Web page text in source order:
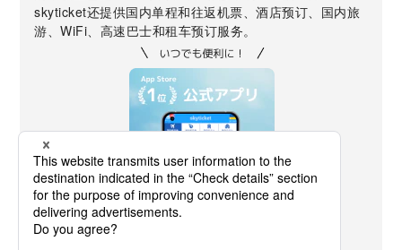
skyticket还提供国内单程和往返机票、酒店预订、国内旅
游、WiFi、高速巴士和租车预订服务。